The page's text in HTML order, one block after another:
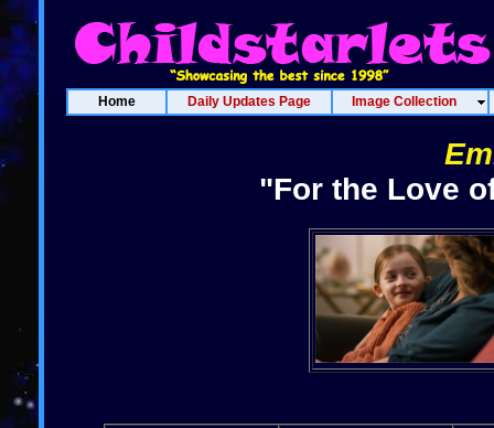
Home Daily Updates Page Image Collection
"For the Love